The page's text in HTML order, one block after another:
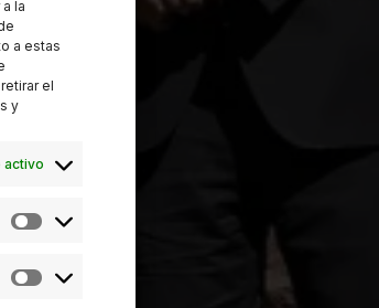
la
a estas
el
y
activo